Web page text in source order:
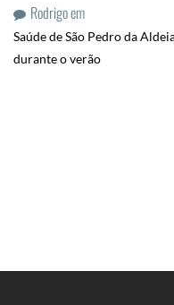
Rodrigoem
Saúde de São Pedro da
durante o verão